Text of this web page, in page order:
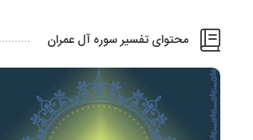
محتوای تفسیر سوره آل عمران